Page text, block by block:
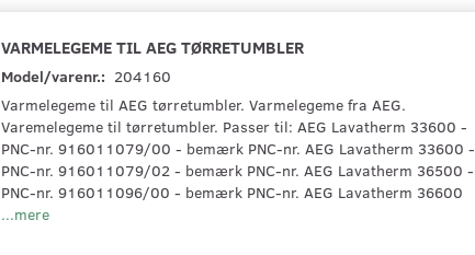
VARMELEGEME TIL AEG TØRRETUMBLER
Model/varenr.: 204160
Varmelegeme til AEG tørretumbler. Varmelegeme fra AEG.
Varemelegeme til tørretumbler. Passer til: AEG Lavatherm 33600 -
PNC-nr. 916011079/00 - bemærk PNC-nr. AEG Lavatherm 33600 -
PNC-nr. 916011079/02 - bemærk PNC-nr. AEG Lavatherm 36500 -
PNC-nr. 916011096/00 - bemærk PNC-nr. AEG Lavatherm 36600
...mere